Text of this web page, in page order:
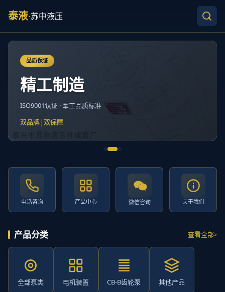
泰液·苏中液压
品质保证
精工制造
ISO9001认证 · 军工品质标准
双品牌|双保障
电话咨询 产品中心 微信咨询 关于我们
产品分类 查看全部
全部泵类 电机装置 CB-B齿轮泵 其他产品